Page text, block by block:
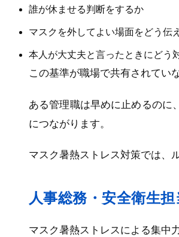
誰が休ませる判断をするか
マスクを外してよい場面をどう伝
本人が大丈夫と言ったときにどう
この基準が職場で共有されてい
ある管理職は早めに止めるのに
につながります。
マスク暑熱ストレス対策では、
人事総務・安全衛生
マスク暑熱ストレスによる集中